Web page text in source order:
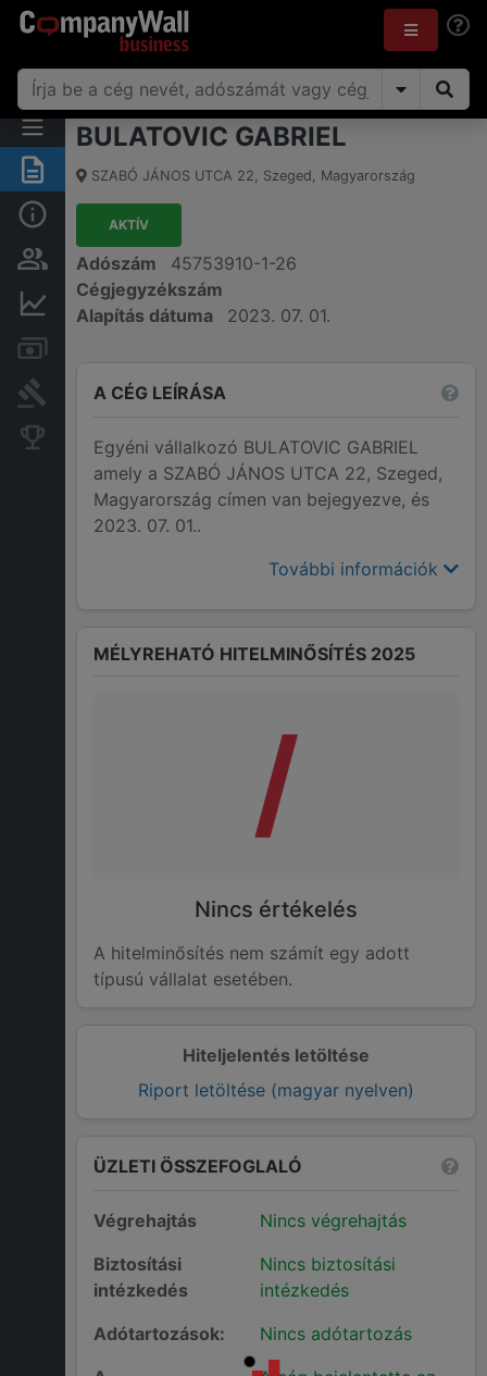
Összegzés
Alap információk
Személyek és tulajdonjog
Pénzügyi információk
Bírósági eljárások
Konkurens cégek
BULATOVIC GABRIEL
SZABÓ JÁNOS UTCA 22, Szeged, Magyarország
AKTÍV
Adószám
45753910-1-26
Cégjegyzékszám
Alapítás dátuma
2023. 07. 01.
A CÉG LEÍRÁSA
Egyéni vállalkozó BULATOVIC GABRIEL
amely a SZABÓ JÁNOS UTCA 22, Szeged,
Magyarország címen van bejegyezve, és
2023. 07. 01..
További információk
Hiteljelentés letöltése
Riport letöltése (magyar nyelven)
MÉLYREHATÓ HITELMINŐSÍTÉS 2025
/
Nincs értékelés
A hitelminősítés nem számít egy adott
típusú vállalat esetében.
ÜZLETI ÖSSZEFOGLALÓ
Végrehajtás
Nincs végrehajtás
Biztosítási
intézkedés
Nincs biztosítási
intézkedés
Adótartozások:
Nincs adótartozás